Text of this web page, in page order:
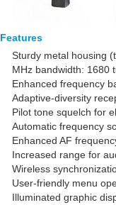
Features
Sturdy metal housing
Enhanced frequency
Adaptive-diversity
Pilot tone squelch for
Automatic frequency
Enhanced AF
Increased range for
Wireless
User-friendly menu
Illuminated graphic